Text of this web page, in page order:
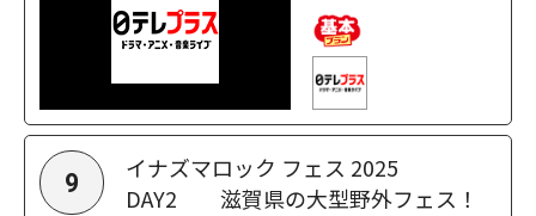
9
イナズマロック フェス 2025
DAY2 滋賀県の大型野外フェス！